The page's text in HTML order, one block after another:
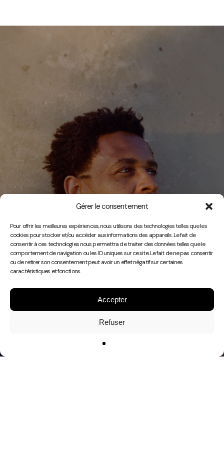
Gérer le consentement
Pour offrir les meilleures expériences, nous utilisons des technologies telles que les
cookies pour stocker et/ou accéder aux informations des appareils. Le fait de
consentir à ces technologies nous permettra de traiter des données telles que le
comportement de navigation ou les ID uniques sur ce site. Le fait de ne pas consentir
ou de retirer son consentement peut avoir un effet négatif sur certaines
caractéristiques et fonctions.
Accepter
Refuser
Play
Video